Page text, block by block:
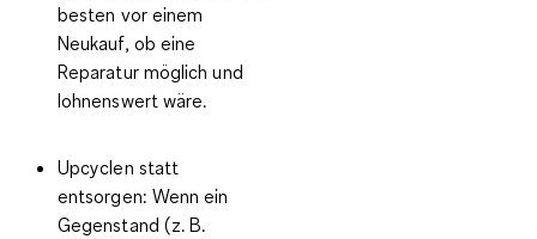
besten vor einem
Neukauf, ob eine
Reparatur möglich und
lohnenswert wäre.
Upcyclen statt
entsorgen: Wenn ein
Gegenstand (z. B.